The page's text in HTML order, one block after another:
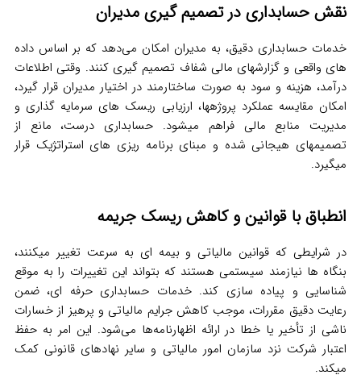
نقش حسابداری در تصمیم گیری مدیران
خدمات حسابداری دقیق، به مدیران امکان می‌دهد که بر اساس داده
های واقعی و گزارشهای مالی شفاف تصمیم گیری کنند. وقتی اطلاعات
درآمد، هزینه و سود به صورت ساختارمند در اختیار مدیران قرار گیرد،
امکان مقایسه عملکرد پروژهها، ارزیابی ریسک های سرمایه گذاری و
مدیریت منابع مالی فراهم میشود. حسابداری درست، مانع از
تصمیمهای هیجانی شده و مبنای برنامه ریزی های استراتژیک قرار
میگیرد.
انطباق با قوانین و کاهش ریسک جریمه
در شرایطی که قوانین مالیاتی و بیمه ای به سرعت تغییر میکنند،
بنگاه ها نیازمند سیستمی هستند که بتواند این تغییرات را به موقع
شناسایی و پیاده سازی کند. خدمات حسابداری حرفه ای، ضمن
رعایت دقیق مقررات، موجب کاهش جرایم مالیاتی و پرهیز از خسارات
ناشی از تأخیر یا خطا در ارائه اظهارنامه‌ها می‌شود. این امر به حفظ
اعتبار شرکت نزد سازمان امور مالیاتی و سایر نهادهای قانونی کمک
میکند.